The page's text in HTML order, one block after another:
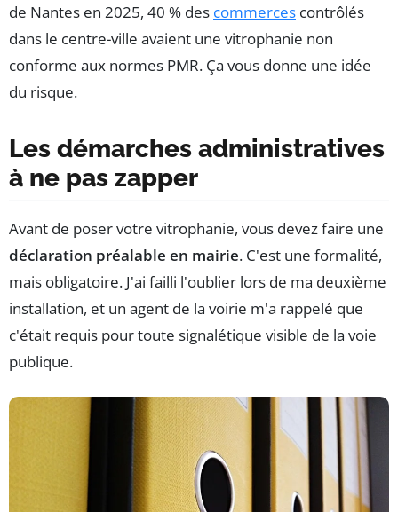
de Nantes en 2025, 40 % des commerces contrôlés
dans le centre-ville avaient une vitrophanie non
conforme aux normes PMR. Ça vous donne une idée
du risque.
Les démarches administratives
à ne pas zapper
Avant de poser votre vitrophanie, vous devez faire une
déclaration préalable en mairie. C'est une formalité,
mais obligatoire. J'ai failli l'oublier lors de ma deuxième
installation, et un agent de la voirie m'a rappelé que
c'était requis pour toute signalétique visible de la voie
publique.